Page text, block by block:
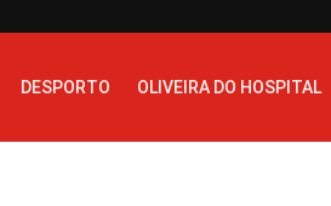
DESPORTO OLIVEIRA DO HOSPITAL